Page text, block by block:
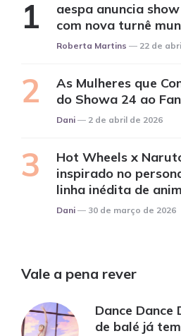
aespa anuncia
com nova turnê
Posted
Roberta Martins 22 de
As Mulheres que
do Showa 24 ao
Posted
Dani 2 de abril de 2026
Hot Wheels x
inspirado no
linha inédita de
Posted
Dani 30 de março de 2026
Vale a pena rever
Dance Dance
de balé já